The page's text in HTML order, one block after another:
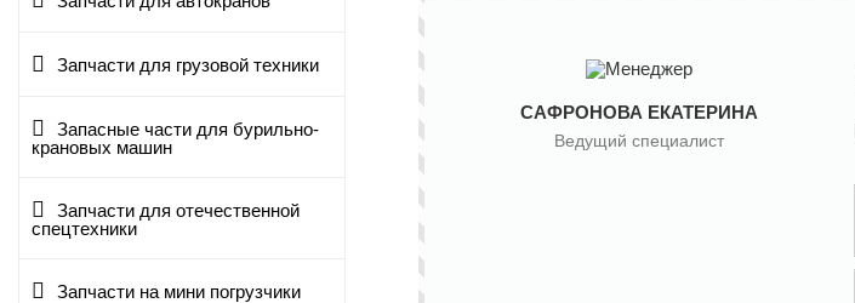
Запчасти для грузовой техники
Запасные части для бурильно-
крановых машин
Запчасти для отечественной
спецтехники
Запчасти на мини погрузчики
САФРОНОВА ЕКАТЕРИНА
Ведущий специалист